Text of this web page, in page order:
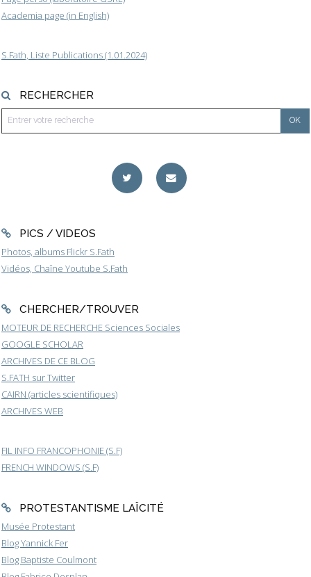
Academia page (in English)
S.Fath, Liste Publications (1.01.2024)
RECHERCHER
PICS / VIDEOS
Photos, albums Flickr S.Fath
Vidéos, Chaîne Youtube S.Fath
CHERCHER/TROUVER
MOTEUR DE RECHERCHE Sciences Sociales
GOOGLE SCHOLAR
ARCHIVES DE CE BLOG
S.FATH sur Twitter
CAIRN (articles scientifiques)
ARCHIVES WEB
FIL INFO FRANCOPHONIE (S.F)
FRENCH WINDOWS (S.F)
PROTESTANTISME LAÏCITÉ
Musée Protestant
Blog Yannick Fer
Blog Baptiste Coulmont